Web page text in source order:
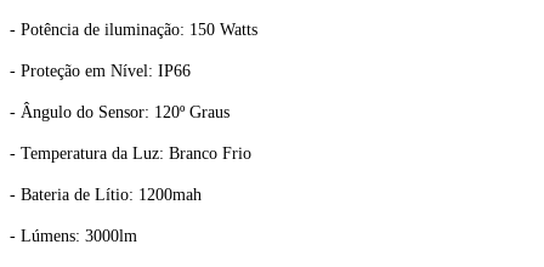
- Potência de iluminação: 150 Watts
- Proteção em Nível: IP66
- Ângulo do Sensor: 120º Graus
- Temperatura da Luz: Branco Frio
- Bateria de Lítio: 1200mah
- Lúmens: 3000lm